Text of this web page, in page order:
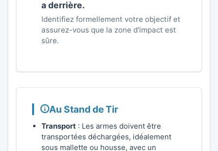
a derrière.
Identifiez formellement votre objectif et
assurez-vous que la zone d'impact est
sûre.
Au Stand de Tir
Transport : Les armes doivent être
transportées déchargées, idéalement
sous mallette ou housse, avec un